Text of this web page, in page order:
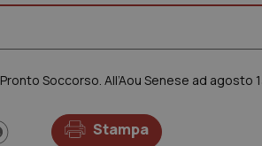
Pronto Soccorso. All’Aou Senese ad
Stampa